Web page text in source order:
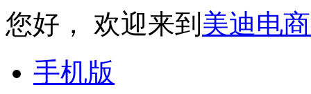
您好， 欢迎来到 美迪电
手机版